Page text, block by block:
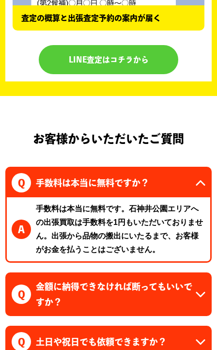
査定の概算と出張査定予約の案内が届く
LINE査定はコチラから
お客様からいただいたご質問
Q 手数料は本当に無料ですか？
A
手数料は本当に無料です。石神井公園エリアへ
の出張買取は手数料を1円もいただいておりませ
ん。出張から品物の搬出にいたるまで、お客様
がお金を払うことはございません。
Q
金額に納得できなければ断ってもいいで
すか？
Q 土日や祝日でも依頼できますか？